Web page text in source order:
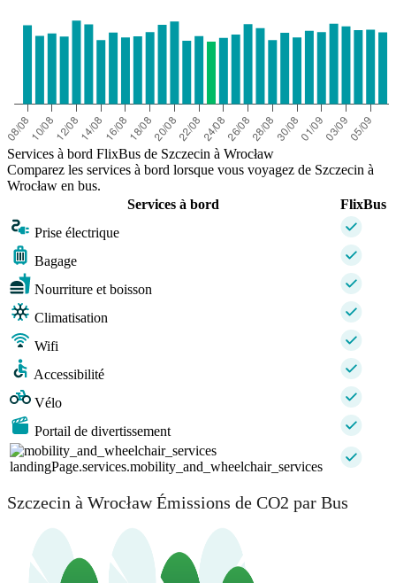
Services à bord FlixBus de Szczecin à Wrocław
Comparez les services à bord lorsque vous voyagez de Szczecin à
Wrocław en bus.
Services à bord
FlixBus
Prise électrique
Bagage
Nourriture et boisson
Climatisation
Wifi
Accessibilité
Vélo
Portail de divertissement
landingPage.services.mobility_and_wheelchair_services
Szczecin à Wrocław Émissions de CO2 par Bus